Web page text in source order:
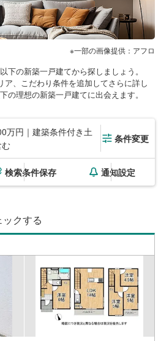
一部の画像提供：アフロ
下の新築一戸建てから探しましょう。
ア、こだわり条件を追加してさらに詳し
の理想の新築一戸建てに出会えます。
万円｜建築条件付き土
条件変更
検索条件保存 通知設定
クする